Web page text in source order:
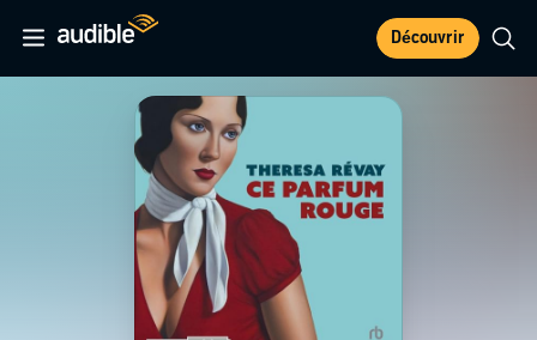
Découvrir